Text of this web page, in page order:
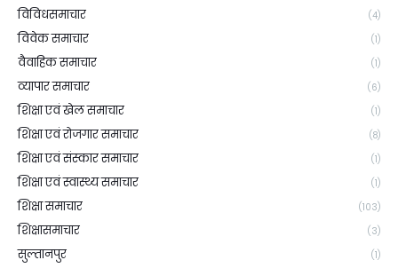
विविधसमाचार (4)
विवेक समाचार (1)
वैवाहिक समाचार (1)
व्यापार समाचार (6)
शिक्षा एवं खेल समाचार (1)
शिक्षा एवं रोजगार समाचार (8)
शिक्षा एवं संस्कार समाचार (1)
शिक्षा एवं स्वास्थ्य समाचार (1)
शिक्षा समाचार (103)
शिक्षासमाचार (3)
सुल्तानपुर (1)